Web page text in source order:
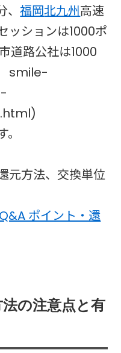
、福岡北九州高速
ッションは1000ポ
道路公社は1000
smile-
元方法、交換単位
ポイント・還
の注意点と有